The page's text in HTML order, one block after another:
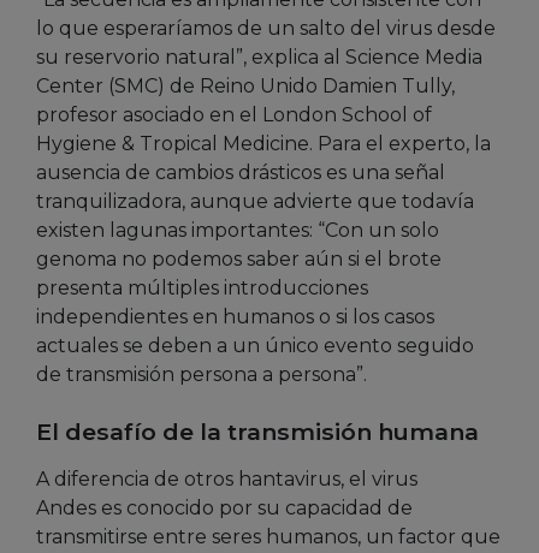
lo que esperaríamos de un salto del virus desde
su reservorio natural”, explica al Science Media
Center (SMC) de Reino Unido Damien Tully,
profesor asociado en el London School of
Hygiene & Tropical Medicine. Para el experto, la
ausencia de cambios drásticos es una señal
tranquilizadora, aunque advierte que todavía
existen lagunas importantes: “Con un solo
genoma no podemos saber aún si el brote
presenta múltiples introducciones
independientes en humanos o si los casos
actuales se deben a un único evento seguido
de transmisión persona a persona”.
El desafío de la transmisión humana
A diferencia de otros hantavirus, el virus
Andes es conocido por su capacidad de
transmitirse entre seres humanos, un factor que